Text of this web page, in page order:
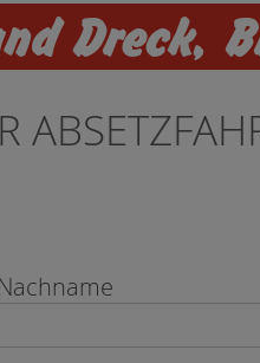
Dreck,
Nachname